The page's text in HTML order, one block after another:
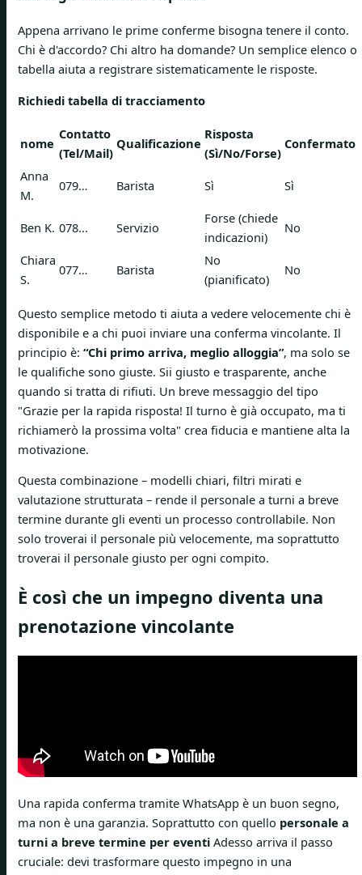
Appena arrivano le prime conferme bisogna tenere il conto.
Chi è d'accordo? Chi altro ha domande? Un semplice elenco o
tabella aiuta a registrare sistematicamente le risposte.
Richiedi tabella di tracciamento
nome
Contatto
(Tel/Mail)
Qualificazione
Risposta
(Sì/No/Forse)
Confermato
Anna
M.
079… Barista Sì Sì
Ben K. 078... Servizio
Forse (chiede
indicazioni)
No
Chiara
S.
077… Barista
No
(pianificato)
No
Questo semplice metodo ti aiuta a vedere velocemente chi è
disponibile e a chi puoi inviare una conferma vincolante. Il
principio è: “Chi primo arriva, meglio alloggia”, ma solo se
le qualifiche sono giuste. Sii giusto e trasparente, anche
quando si tratta di rifiuti. Un breve messaggio del tipo
"Grazie per la rapida risposta! Il turno è già occupato, ma ti
richiamerò la prossima volta" crea fiducia e mantiene alta la
motivazione.
Questa combinazione – modelli chiari, filtri mirati e
valutazione strutturata – rende il personale a turni a breve
termine durante gli eventi un processo controllabile. Non
solo troverai il personale più velocemente, ma soprattutto
troverai il personale giusto per ogni compito.
È così che un impegno diventa una
prenotazione vincolante
Una rapida conferma tramite WhatsApp è un buon segno,
ma non è una garanzia. Soprattutto con quello personale a
turni a breve termine per eventi Adesso arriva il passo
cruciale: devi trasformare questo impegno in una